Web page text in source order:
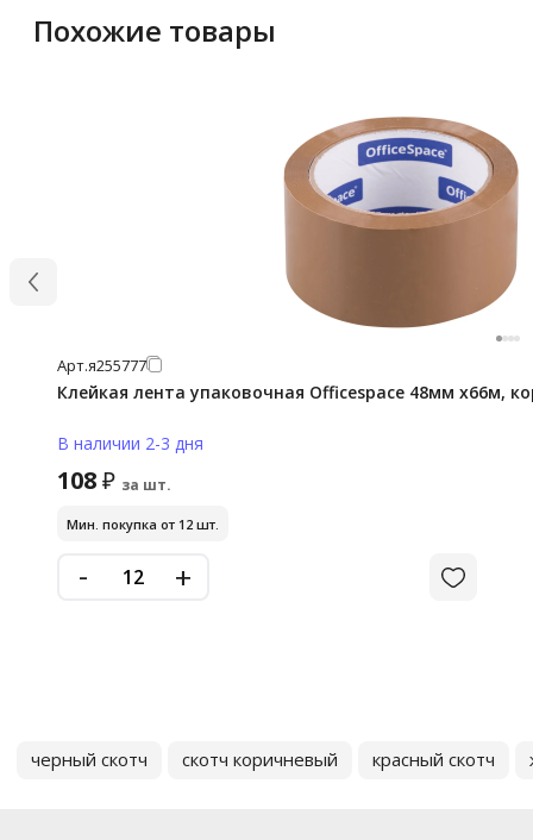
Похожие товары
Арт.я255777
Клейкая лента упаковочная Officespace 48мм х66м,
В наличии 2-3 дня
108₽ за шт.
Мин. покупка от 12 шт.
- +
черный скотч скотч коричневый красный скотч